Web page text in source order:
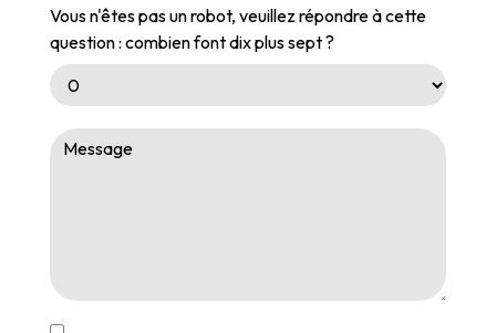
Vous n'êtes pas un robot, veuillez répondre à cette
question : combien font dix plus sept ?